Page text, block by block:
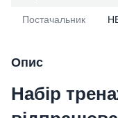
Постачальник
Опис
Набір